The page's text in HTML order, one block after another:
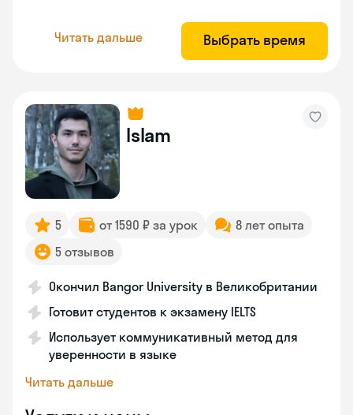
Читать дальше Выбрать время
Islam
5 от 1590 ₽ за урок
8 лет опыта
5 отзывов
Окончил Bangor University в Великобритании
Готовит студентов к экзамену IELTS
Использует коммуникативный метод для
уверенности в языке
Читать дальше